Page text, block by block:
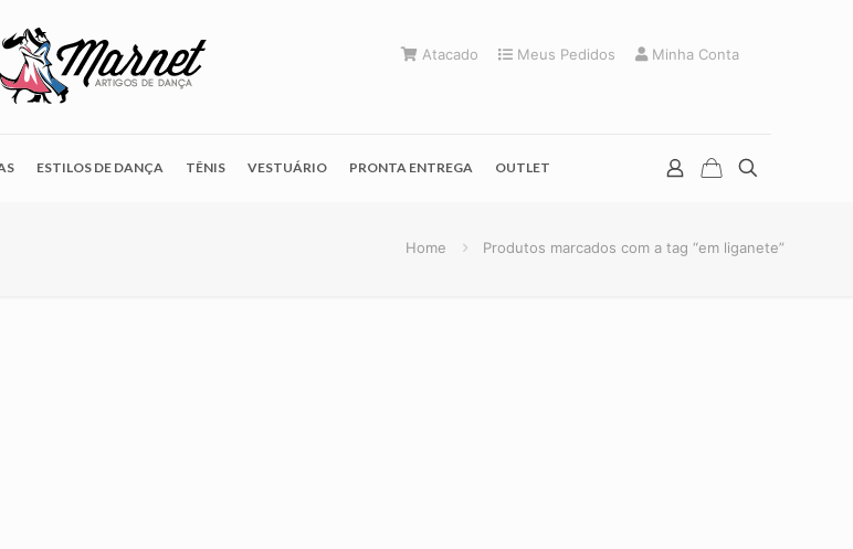
ESTILOS DE DANÇA TÊNIS VESTUÁRIO PRONTA ENTREGA OUTLET
Atacado Meus Pedidos Minha Conta
Home Produtos marcados com a tag “em liganete”